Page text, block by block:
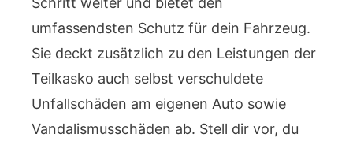
umfassendsten Schutz für dein Fahrzeug.
Sie deckt zusätzlich zu den Leistungen der
Teilkasko auch selbst verschuldete
Unfallschäden am eigenen Auto sowie
Vandalismusschäden ab. Stell dir vor, du